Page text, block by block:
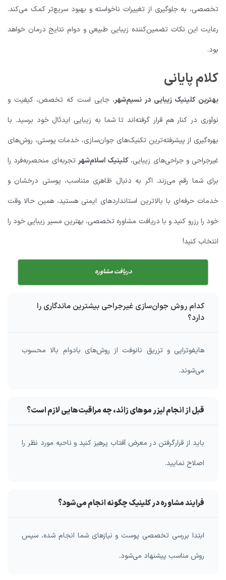
تخصصی، به جلوگیری از تغییرات ناخواسته و بهبود سریع‌تر کمک می‌کند.
رعایت این نکات تضمین‌کننده زیبایی طبیعی و دوام نتایج درمان خواهد
بود.
کلام پایانی
بهترین کلینیک زیبایی در نسیم‌شهر، جایی است که تخصص، کیفیت و
نوآوری در کنار هم قرار گرفته‌اند تا شما به زیبایی ایدئال خود برسید. با
بهره‌گیری از پیشرفته‌ترین تکنیک‌های جوان‌سازی، خدمات پوستی، روش‌های
غیرجراحی و جراحی‌های زیبایی،کلینیک اسلام‌شهرتجربه‌ای منحصربه‌فرد را
برای شما رقم می‌زند. اگر به دنبال ظاهری متناسب، پوستی درخشان و
خدمات حرفه‌ای با بالاترین استانداردهای ایمنی هستید، همین حالا وقت
خود را رزرو کنید و با دریافت مشاوره تخصصی، بهترین مسیر زیبایی خود را
انتخاب کنید!
دریافت مشاوره
کدام روش جوان‌سازی غیرجراحی بیشترین ماندگاری را
دارد؟
هایفوتراپی و تزریق نانوفت از روش‌های بادوام بالا محسوب
می‌شوند.
قبل از انجام لیزر موهای زائد، چه مراقبت‌هایی لازم است؟
باید از قرارگرفتن در معرض آفتاب پرهیز کنید و ناحیه مورد نظر را
اصلاح نمایید.
فرایند مشاوره در کلینیک چگونه انجام می‌شود؟
ابتدا بررسی تخصصی پوست و نیازهای شما انجام شده، سپس
روش مناسب پیشنهاد می‌شود.